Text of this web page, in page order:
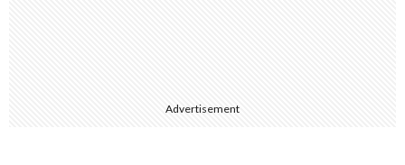
Advertisement